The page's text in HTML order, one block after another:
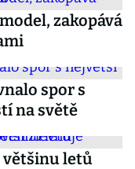
zakopává
spor s
na světě
většinu letů